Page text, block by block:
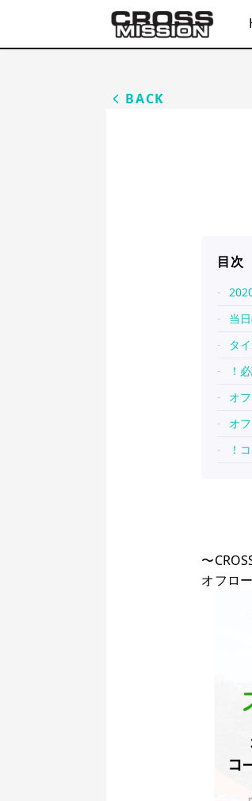
BACK
目次
当
タ
！
オ
オ
！
〜
オフロ